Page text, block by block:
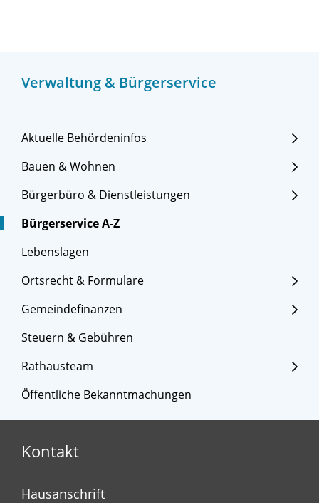
Verwaltung & Bürgerservice
Aktuelle Behördeninfos
Bauen & Wohnen
Bürgerbüro & Dienstleistungen
Bürgerservice A-Z
Lebenslagen
Ortsrecht & Formulare
Gemeindefinanzen
Steuern & Gebühren
Rathausteam
Öffentliche Bekanntmachungen
Kontakt
Hausanschrift